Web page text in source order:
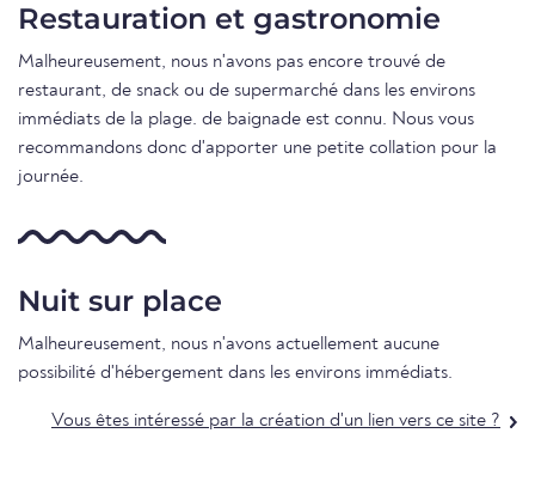
Restauration et gastronomie
Malheureusement, nous n'avons pas encore trouvé de
restaurant, de snack ou de supermarché dans les environs
immédiats de la plage. de baignade est connu. Nous vous
recommandons donc d'apporter une petite collation pour la
journée.
Nuit sur place
Malheureusement, nous n'avons actuellement aucune
possibilité d'hébergement dans les environs immédiats.
Vous êtes intéressé par la création d'un lien vers ce site ?